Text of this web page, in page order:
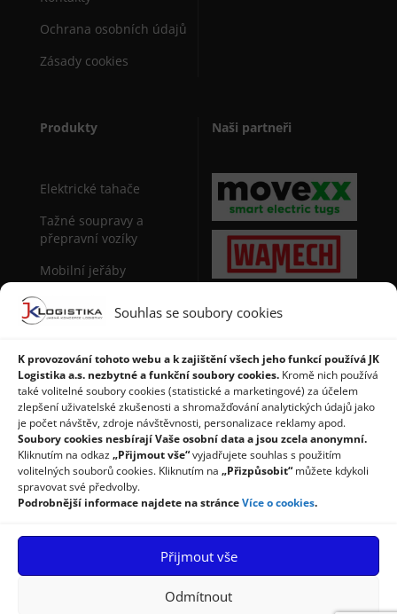
Souhlas se soubory cookies
K provozování tohoto webu a k zajištění všech jeho funkcí používá JK
Logistika a.s. nezbytné a funkční soubory cookies. Kromě nich používá
také volitelné soubory cookies (statistické a marketingové) za účelem
zlepšení uživatelské zkušenosti a shromažďování analytických údajů jako
je počet návštěv, zdroje návštěvnosti, personalizace reklamy apod.
Soubory cookies nesbírají Vaše osobní data a jsou zcela anonymní.
Kliknutím na odkaz„Přijmout vše“vyjadřujete souhlas s použitím
volitelných souborů cookies. Kliknutím na „Přizpůsobit“ můžete kdykoli
spravovat své předvolby.
Podrobnější informace najdete na stránceVíce o cookies.
Přijmout vše
Odmítnout
Ochrana osobních údajů
Zásady cookies
Produkty
Elektrické tahače
Tažné soupravy a
přepravní vozíky
Mobilní jeřáby
Sudová manipulační
technika
Stohovače palet
Regály a použité regály
Naši partneři
Úvod Produkty Služby Příspěvky
Reference
Ochrana osobních údajů
Zásady cookies